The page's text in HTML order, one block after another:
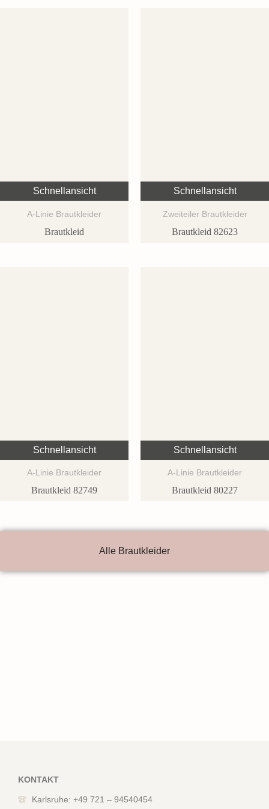
Schnellansicht
A-Linie Brautkleider
Brautkleid
Schnellansicht
Zweiteiler Brautkleider
Brautkleid 82623
Schnellansicht
A-Linie Brautkleider
Brautkleid 82749
Schnellansicht
A-Linie Brautkleider
Brautkleid 80227
Alle Brautkleider
KONTAKT
Karlsruhe: +49 721 – 94540454